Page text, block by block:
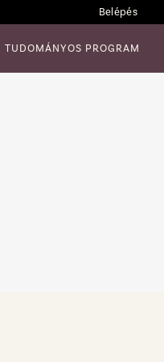
Belépés
TUDOMÁNYOS PROGRAM